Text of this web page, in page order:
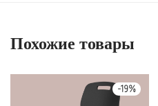
Похожие товары
-19%